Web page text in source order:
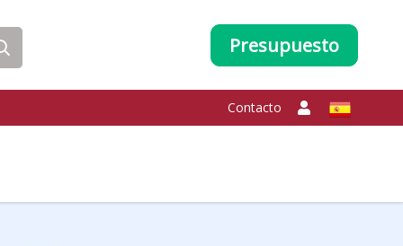
Presupuesto
Contacto